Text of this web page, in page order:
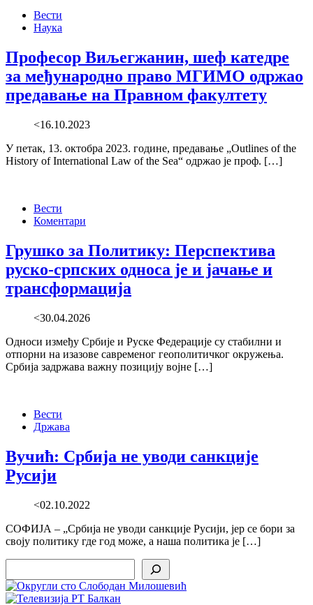
Вести
Наука
Професор Виљегжанин, шеф катедре
за међународно право МГИМО одржао
предавање на Правном факултету
<16.10.2023
У петак, 13. октобра 2023. године, предавање „Outlines of the
History of International Law of the Sea“ одржао је проф. […]
Вести
Коментари
Грушко за Политику: Перспектива
руско-српских односа је и јачање и
трансформација
<30.04.2026
Односи између Србије и Руске Федерације су стабилни и
отпорни на изазове савременог геополитичког окружења.
Србија задржава важну позицију војне […]
Вести
Држава
Вучић: Србија не уводи санкције
Русији
<02.10.2022
СОФИЈА – „Србија не уводи санкције Русији, јер се бори за
своју политику где год може, а наша политика је […]